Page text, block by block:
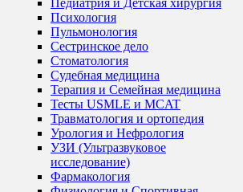
Педиатрия и Детская хирургия
Психология
Пульмонология
Сестринское дело
Стоматология
Судебная медицина
Терапия и Семейная медицина
Тесты USMLE и MCAT
Травматология и ортопедия
Урология и Нефрология
УЗИ (Ультразвуковое
исследование)
Фармакология